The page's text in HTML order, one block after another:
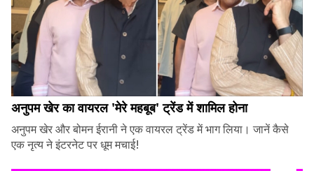
अनुपम खेर का वायरल 'मेरे महबूब' ट्रेंड में शामिल होना
अनुपम खेर और बोमन ईरानी ने एक वायरल ट्रेंड में भाग लिया। जानें कैसे
एक नृत्य ने इंटरनेट पर धूम मचाई!